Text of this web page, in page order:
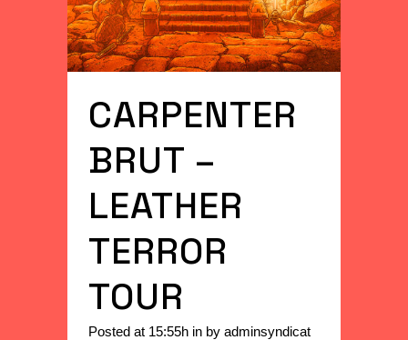
CARPENTER
BRUT –
LEATHER
TERROR
TOUR
Posted at 15:55h in by adminsyndicat